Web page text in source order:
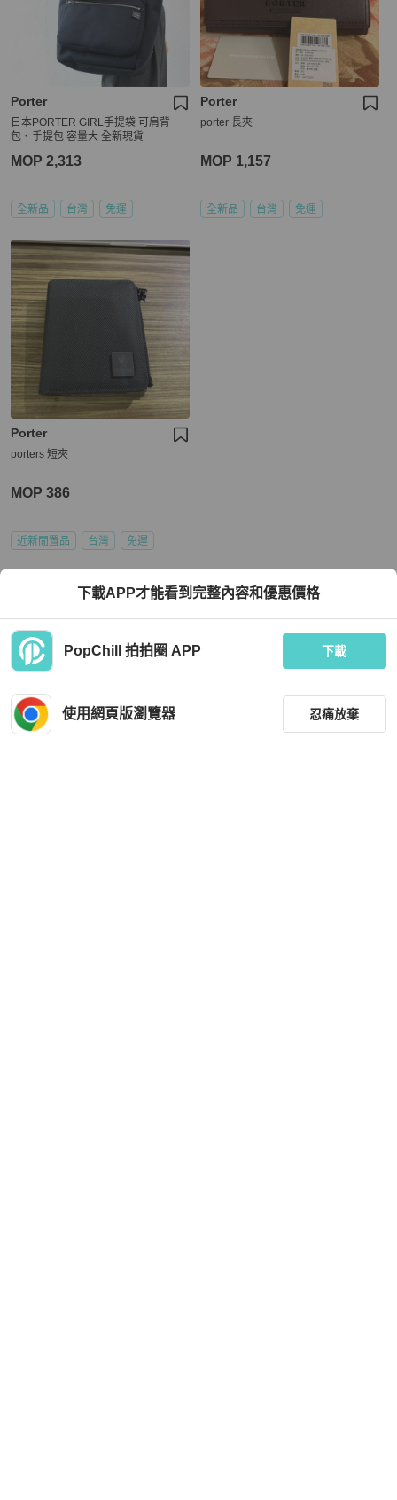
Porter
日本PORTER GIRL手提袋 可肩背
包、手提包 容量大 全新現貨
MOP 2,313
全新品 台灣 免運
Porter
porter 長夾
MOP 1,157
全新品 台灣 免運
Porter
porters 短夾
MOP 386
近新閒置品 台灣 免運
下載APP才能看到完整內容和優惠價格
PopChill 拍拍圈 APP 下載
使用網頁版瀏覽器 忍痛放棄